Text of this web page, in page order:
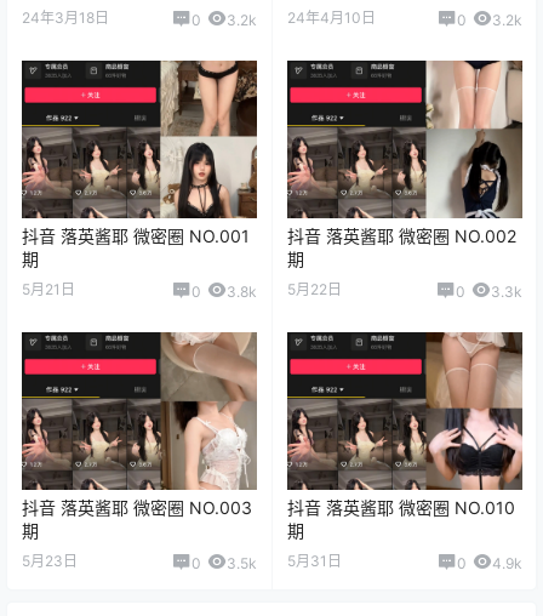
24年3月18日 0 3.2k 24年4月10日 0 3.2k
抖音 落英酱耶 微密圈 NO.001
期
5月21日 0 3.8k
抖音 落英酱耶 微密圈 NO.002
期
5月22日 0 3.3k
抖音 落英酱耶 微密圈 NO.003
期
5月23日 0 3.5k
抖音 落英酱耶 微密圈 NO.010
期
5月31日 0 4.9k